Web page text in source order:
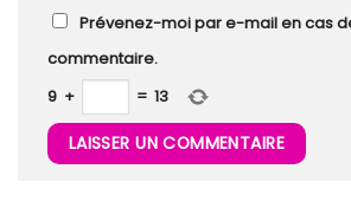
Prévenez-moi par e-mail en cas
commentaire.
9 + = 13